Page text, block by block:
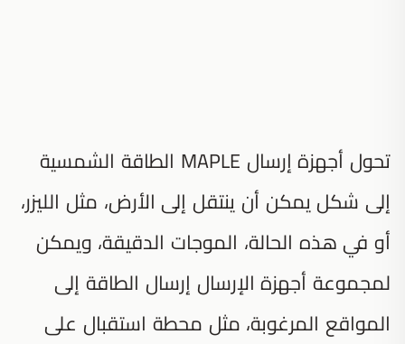
تحول أجهزة إرسال MAPLE الطاقة الشمسية
إلى شكل يمكن أن ينتقل إلى الأرض، مثل الليزر،
أو في هذه الحالة، الموجات الدقيقة، ويمكن
لمجموعة أجهزة الإرسال إرسال الطاقة إلى
المواقع المرغوبة، مثل محطة استقبال على